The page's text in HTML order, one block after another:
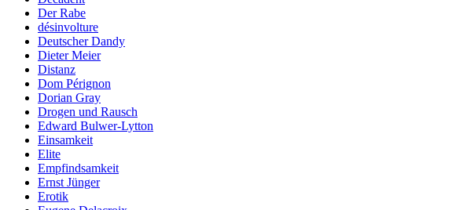
Der Rabe
désinvolture
Deutscher Dandy
Dieter Meier
Distanz
Dom Pérignon
Dorian Gray
Drogen und Rausch
Edward Bulwer-Lytton
Einsamkeit
Elite
Empfindsamkeit
Ernst Jünger
Erotik